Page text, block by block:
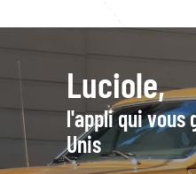
Luciole,
l'appli qui vous
Unis